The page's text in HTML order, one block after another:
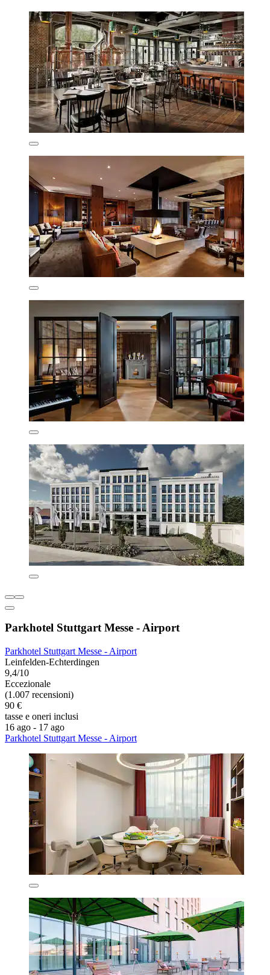
Parkhotel Stuttgart Messe - Airport
Parkhotel Stuttgart Messe - Airport
Leinfelden-Echterdingen
9,4/10
Eccezionale
(1.007 recensioni)
90 €
tasse e oneri inclusi
16 ago - 17 ago
Parkhotel Stuttgart Messe - Airport